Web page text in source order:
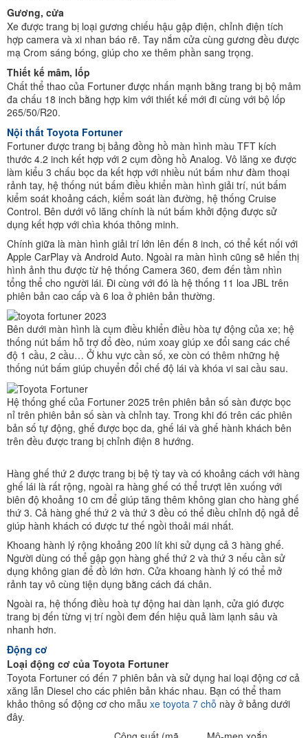
Gương, cửa
Xe được trang bị loại gương chiếu hậu gập điện, chỉnh điện tích
hợp camera và xi nhan báo rẽ. Tay nắm cửa cùng gương đều được
mạ Crom sáng bóng, giúp cho xe thêm phần sang trọng.
Thiết kế mâm, lốp
Chất thể thao của Fortuner được nhấn mạnh bằng trang bị bộ mâm
đa chấu 18 inch bằng hợp kim với thiết kế mới đi cùng với bộ lốp
265/50/R20.
Nội thất Toyota Fortuner
Fortuner được trang bị bảng đồng hồ màn hình màu TFT kích
thước 4.2 inch kết hợp với 2 cụm đồng hồ Analog. Vô lăng xe được
làm kiểu 3 chấu bọc da kết hợp với nhiều nút bấm như đàm thoại
rảnh tay, hệ thống nút bấm điều khiển màn hình giải trí, nút bấm
kiểm soát khoảng cách, kiểm soát làn đường, hệ thống Cruise
Control. Bên dưới vô lăng chính là nút bấm khởi động được sử
dụng kết hợp với chìa khóa thông minh.
Chính giữa là màn hình giải trí lớn lên đến 8 inch, có thể kết nối với
Apple CarPlay và Android Auto. Ngoài ra màn hình cũng sẽ hiển thị
hình ảnh thu được từ hệ thống Camera 360, đem đến tầm nhìn
tổng thể cho người lái. Đi cùng với đó là hệ thống 11 loa JBL trên
phiên bản cao cấp và 6 loa ở phiên bản thường.
Bên dưới màn hình là cụm điều khiển điều hòa tự động của xe; hệ
thống nút bấm hỗ trợ đổ đèo, núm xoay giúp xe đổi sang các chế
độ 1 cầu, 2 cầu… Ở khu vực cần số, xe còn có thêm những hệ
thống nút bấm giúp chuyển đổi chế độ lái và khóa vi sai cầu sau.
Hệ thống ghế của Fortuner 2025 trên phiên bản số sàn được bọc
nỉ trên phiên bản số sàn và chỉnh tay. Trong khi đó trên các phiên
bản số tự động, ghế được bọc da, ghế lái và ghế hành khách bên
trên đều được trang bị chỉnh điện 8 hướng.
Hàng ghế thứ 2 được trang bị bệ tỳ tay và có khoảng cách với hàng
ghế lái là rất rộng, ngoài ra hàng ghế có thể trượt lên xuống với
biên độ khoảng 10 cm để giúp tăng thêm không gian cho hàng ghế
thứ 3. Cả hàng ghế thứ 2 và thứ 3 đều có thể điều chỉnh độ ngả để
giúp hành khách có được tư thế ngồi thoải mái nhất.
Khoang hành lý rộng khoảng 200 lít khi sử dụng cả 3 hàng ghế.
Người dùng có thể gập gọn hàng ghế thứ 2 và thứ 3 nếu cần sử
dụng không gian để đồ lớn hơn. Cửa khoang hành lý có thể mở
rảnh tay vô cùng tiện dụng bằng cách đá chân.
Ngoài ra, hệ thống điều hoà tự động hai dàn lạnh, cửa gió được
trang bị đến từng vị trí ngồi đem đến hiệu quả làm lạnh sâu và
nhanh hơn.
Động cơ
Loại động cơ của Toyota Fortuner
Toyota Fortuner có đến 7 phiên bản và sử dụng hai loại động cơ cả
xăng lẫn Diesel cho các phiên bản khác nhau. Bạn có thể tham
khảo thông số động cơ cho mẫu xe toyota 7 chỗ này ở bảng dưới
đây.